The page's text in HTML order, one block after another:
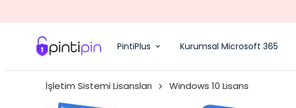
PintiPlus Kurumsal Microsoft 365
İşletim Sistemi Lisansları Windows 10 Lisans